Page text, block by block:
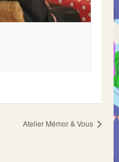
Atelier Mémor & Vous